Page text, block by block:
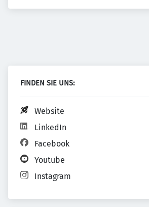
FINDEN SIE UNS:
Website
LinkedIn
Facebook
Youtube
Instagram